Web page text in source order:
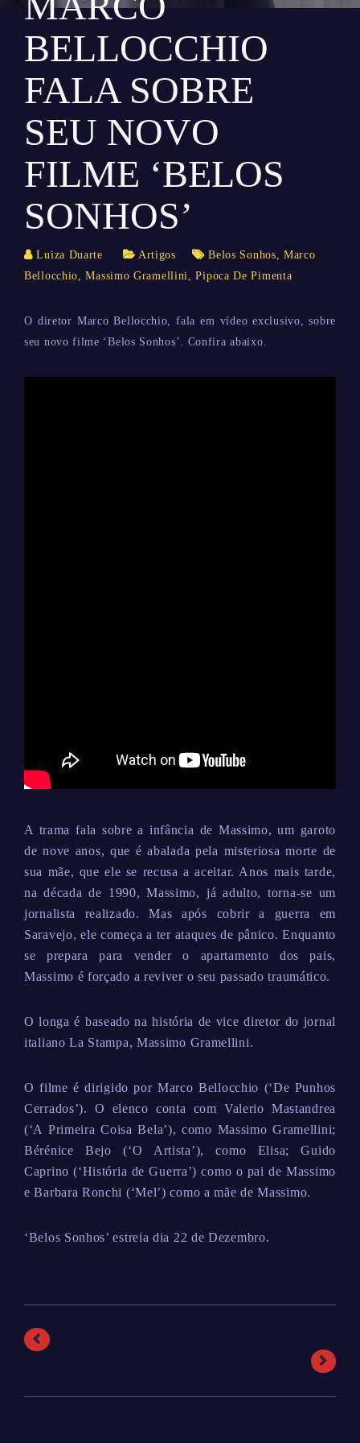
BELLOCCHIO
FALA SOBRE
SEU NOVO
FILME ‘BELOS
SONHOS’
Luiza Duarte Artigos Belos Sonhos,Marco
Bellocchio,Massimo Gramellini,Pipoca De Pimenta
O diretor Marco Bellocchio, fala em vídeo exclusivo, sobre
seu novo filme ‘Belos Sonhos’. Confira abaixo.
A trama fala sobre a infância de Massimo, um garoto
de nove anos, que é abalada pela misteriosa morte de
sua mãe, que ele se recusa a aceitar. Anos mais tarde,
na década de 1990, Massimo, já adulto, torna-se um
jornalista realizado. Mas após cobrir a guerra em
Saravejo, ele começa a ter ataques de pânico. Enquanto
se prepara para vender o apartamento dos pais,
Massimo é forçado a reviver o seu passado traumático.
O longa é baseado na história de vice diretor do jornal
italiano La Stampa, Massimo Gramellini.
O filme é dirigido por Marco Bellocchio (‘De Punhos
Cerrados’). O elenco conta com Valerio Mastandrea
(‘A Primeira Coisa Bela’), como Massimo Gramellini;
Bérénice Bejo (‘O Artista’), como Elisa; Guido
Caprino (‘História de Guerra’) como o pai de Massimo
e Barbara Ronchi (‘Mel’) como a mãe de Massimo.
‘Belos Sonhos’ estreia dia 22 de Dezembro.